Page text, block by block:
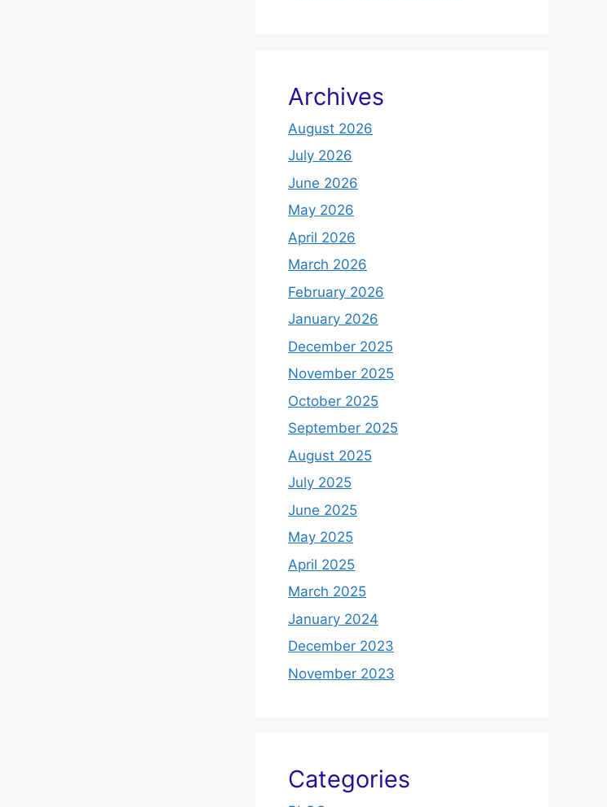
Archives
August 2026
July 2026
June 2026
May 2026
April 2026
March 2026
February 2026
January 2026
December 2025
November 2025
October 2025
September 2025
August 2025
July 2025
June 2025
May 2025
April 2025
March 2025
January 2024
December 2023
November 2023
Categories